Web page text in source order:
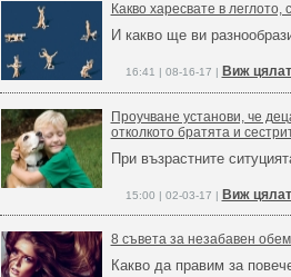
Какво харесвате в
И какво ще ви
16:41 | 08-16-17 | Виж
Проучване установи, че
отколкото братята и
При възрастните
15:00 | 02-03-17 | Виж
8 съвета за незабавен обем
Какво да правим за